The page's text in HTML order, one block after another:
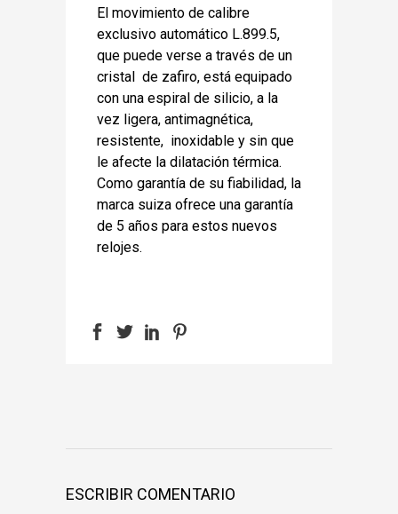
El movimiento de calibre
exclusivo automático L.899.5,
que puede verse a través de un
cristal de zafiro, está equipado
con una espiral de silicio, a la
vez ligera, antimagnética,
resistente, inoxidable y sin que
le afecte la dilatación térmica.
Como garantía de su fiabilidad, la
marca suiza ofrece una garantía
de 5 años para estos nuevos
relojes.
ESCRIBIR COMENTARIO